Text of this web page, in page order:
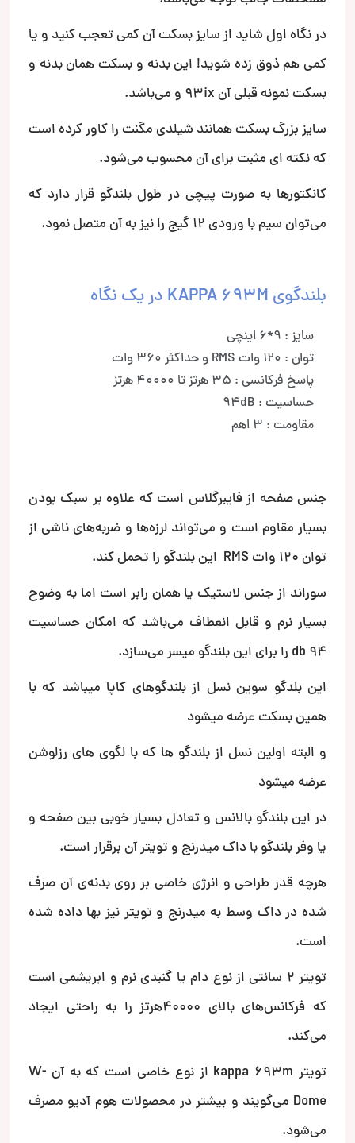
در نگاه اول شاید از سایز بسکت آن کمی تعجب کنید و یا
کمی هم ذوق زده شوید! این بدنه و بسکت همان بدنه و
بسکت نمونه قبلی آن 93ix و می‌باشد.
سایز بزرگ بسکت همانند شیلدی مگنت را کاور کرده است
که نکته ای مثبت برای آن محسوب می‌شود.
کانکتورها به صورت پیچی در طول بلندگو قرار دارد که
می‌توان سیم با ورودی 12 گیج را نیز به آن متصل نمود.
بلندگوی KAPPA 693M در یک نگاه
سایز : 9*6 اینچی
توان : 120 وات RMS و حداکثر 360 وات
پاسخ فرکانسی : 35 هرتز تا 40000 هرتز
حساسیت : 94dB
مقاومت : 3 اهم
جنس صفحه از فایبرگلاس است که علاوه بر سبک بودن
بسیار مقاوم است و می‌تواند لرزه‌ها و ضربه‌های ناشی از
توان 120 وات RMS این بلندگو را تحمل کند.
سوراند از جنس لاستیک یا همان رابر است اما به وضوح
بسیار نرم و قابل انعطاف می‌باشد که امکان حساسیت
94 db را برای این بلندگو میسر می‌سازد.
این بلدگو سوین نسل از بلندگوهای کاپا میباشد که با
همین بسکت عرضه میشود
و البته اولین نسل از بلندگو ها که با لگوی های رزلوشن
عرضه میشود
در این بلندگو بالانس و تعادل بسیار خوبی بین صفحه و
یا وفر بلندگو با داک میدرنج و تویتر آن برقرار است.
هرچه قدر طراحی و انرژی خاصی بر روی بدنه‌ی آن صرف
شده در داک وسط به میدرنج و تویتر نیز بها داده شده
است.
تویتر 2 سانتی از نوع دام یا گنبدی نرم و ابریشمی است
که فرکانس‌های بالای 40000هرتز را به راحتی ایجاد
می‌کند.
تویتر kappa 693m از نوع خاصی است که به آن W-
Dome می‌گویند و بیشتر در محصولات هوم آدیو مصرف
می‌شود.